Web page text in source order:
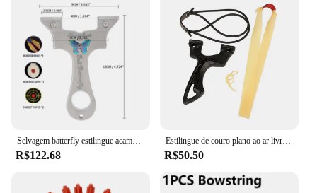
Selvagem batterfly estilingue acampamento ao ar livre sobrevivência auto defesa catapulta alta precisão grande poderoso estilingue besta
R$122.68
Estilingue de couro plano ao ar livre competitivo estilingue estilingue tiro com arco e flecha ao ar livre
R$50.50